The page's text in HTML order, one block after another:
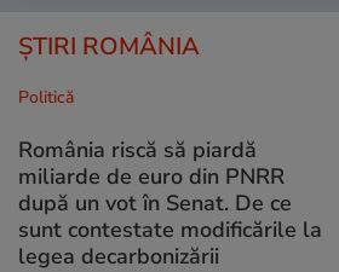
ȘTIRI ROMÂNIA
Politică
România riscă să piardă
miliarde de euro din PNRR
după un vot în Senat. De ce
sunt contestate modificările la
legea decarbonizării